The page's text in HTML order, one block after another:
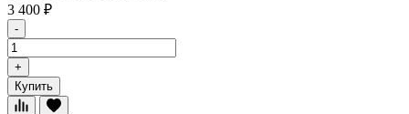
3 400 ₽
-
+
Купить